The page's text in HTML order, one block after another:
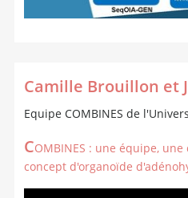
Camille Brouillon et
Equipe COMBINES de
COMBINES : une équipe,
concept d'organoïde